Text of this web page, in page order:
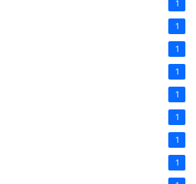
1
1
1
1
1
1
1
1